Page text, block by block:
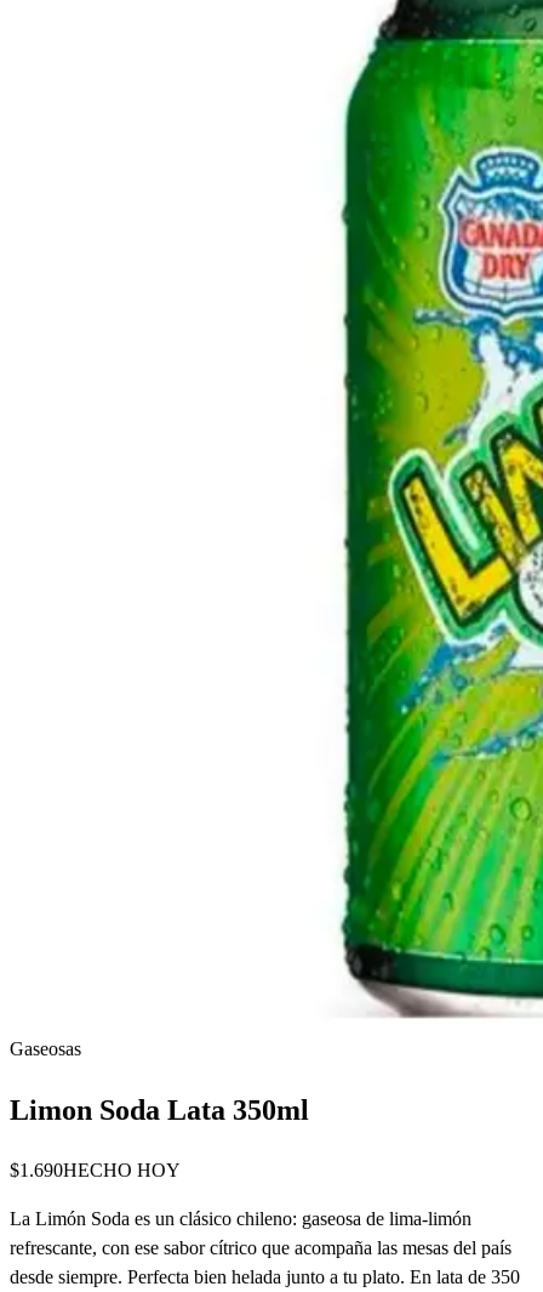
Gaseosas
Limon Soda Lata 350ml
$1.690HECHO HOY
La Limón Soda es un clásico chileno: gaseosa de lima-limón
refrescante, con ese sabor cítrico que acompaña las mesas del país
desde siempre. Perfecta bien helada junto a tu plato. En lata de 350